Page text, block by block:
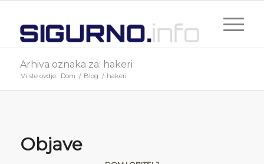
Arhiva oznaka za: hakeri
Vi ste ovdje: Dom / Blog / hakeri
Objave